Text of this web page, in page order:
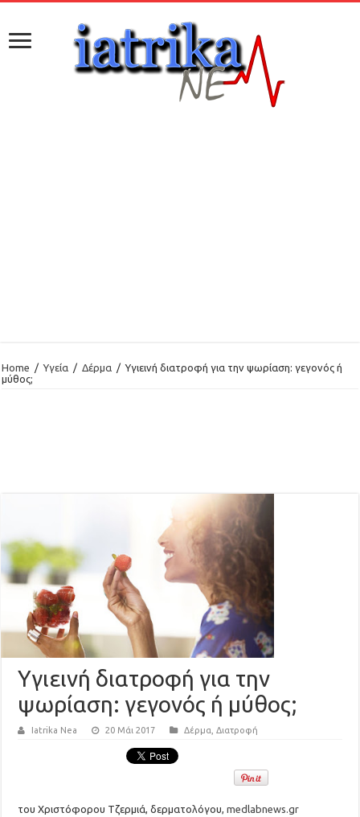
Home / Υγεία / Δέρμα / Yγιεινή διατροφή για την ψωρίαση: γεγονός ή
μύθος;
Yγιεινή διατροφή για την
ψωρίαση: γεγονός ή μύθος;
Iatrika Nea 20 Μάι 2017 Δέρμα ,Διατροφή
του Χριστόφορου Τζερμιά, δερματολόγου,medlabnews.gr